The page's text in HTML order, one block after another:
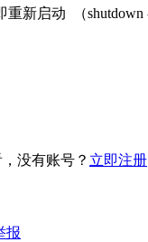
重新启动 （shutdown
没有账号？ 立即注册
报